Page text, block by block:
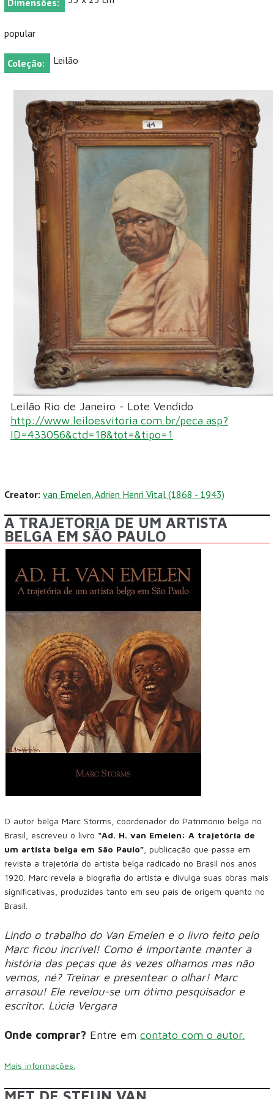
popular
Coleção: Leilão
Leilão Rio de Janeiro - Lote Vendido
http://www.leiloesvitoria.com.br/peca.asp?
ID=433056&ctd=18&tot=&tipo=1
Creator: van Emelen, Adrien Henri Vital (1868 - 1943)
A TRAJETÓRIA DE UM ARTISTA
BELGA EM SÃO PAULO
O autor belga Marc Storms, coordenador do Patrimônio belga no
Brasil, escreveu o livro “Ad. H. van Emelen: A trajetória de
um artista belga em São Paulo” , publicação que passa em
revista a trajetória do artista belga radicado no Brasil nos anos
1920. Marc revela a biografia do artista e divulga suas obras mais
significativas, produzidas tanto em seu país de origem quanto no
Brasil.
Lindo o trabalho do Van Emelen e o livro feito pelo
Marc ficou incrível! Como é importante manter a
história das peças que às vezes olhamos mas não
vemos, né? Treinar e presentear o olhar! Marc
arrasou! Ele revelou-se um ótimo pesquisador e
escritor. Lúcia Vergara
Onde comprar? Entre em contato com o autor.
Mais informações.